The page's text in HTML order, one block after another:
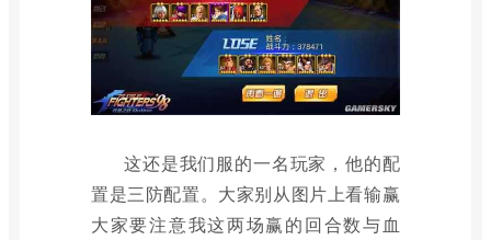
这还是我们服的一名玩家，他的配
置是三防配置。大家别从图片上看输赢
大家要注意我这两场赢的回合数与血